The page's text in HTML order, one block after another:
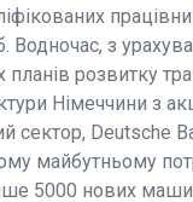
Водночас, з
планів розвитку
Німеччини з
сектор, Deutsche
майбутньому
5000 нових